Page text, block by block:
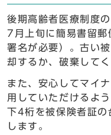
後期高齢者医療制度
7月上旬に簡易書留郵
署名が必要）。古い
却するか、破棄してく
また、安心してマイ
用していただけるよ
下4桁を被保険者証の
します。